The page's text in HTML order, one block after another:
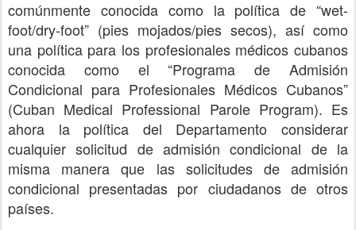
comúnmente conocida como la política de “wet-
foot/dry-foot” (pies mojados/pies secos), así como
una política para los profesionales médicos cubanos
conocida como el “Programa de Admisión
Condicional para Profesionales Médicos Cubanos”
(Cuban Medical Professional Parole Program). Es
ahora la política del Departamento considerar
cualquier solicitud de admisión condicional de la
misma manera que las solicitudes de admisión
condicional presentadas por ciudadanos de otros
países.